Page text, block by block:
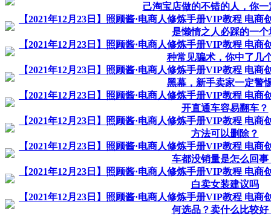
己淘宝店做的不错的人，你一
【2021年12月23日】照顾酱·电商人修炼手册VIP教程 电
是懒惰之人必踩的一个
【2021年12月23日】照顾酱·电商人修炼手册VIP教程 电
种常见骗术，你中了几
【2021年12月23日】照顾酱·电商人修炼手册VIP教程 电
黑幕，新手卖家一定警
【2021年12月23日】照顾酱·电商人修炼手册VIP教程 电
开直通车容易翻车？
【2021年12月23日】照顾酱·电商人修炼手册VIP教程 电
方法可以删除？
【2021年12月23日】照顾酱·电商人修炼手册VIP教程 电
车都没销量是怎么回事
【2021年12月23日】照顾酱·电商人修炼手册VIP教程 电
白卖女装建议吗
【2021年12月23日】照顾酱·电商人修炼手册VIP教程 电
何选品？卖什么比较好